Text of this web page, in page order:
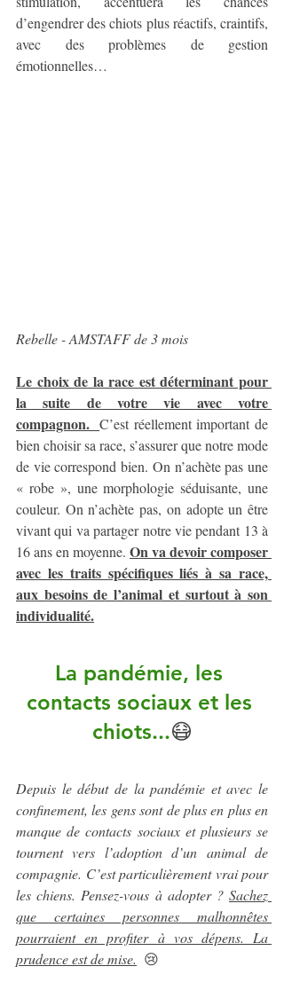
d’engendrer des chiots plus réactifs, craintifs,
avec des problèmes de gestion
émotionnelles…
Rebelle - AMSTAFF de 3 mois
Le choix de la race est déterminant pour
la suite de votre vie avec votre
compagnon. C’est réellement important de
bien choisir sa race, s’assurer que notre mode
de vie correspond bien. On n’achète pas une
« robe », une morphologie séduisante, une
couleur. On n’achète pas, on adopte un être
vivant qui va partager notre vie pendant 13 à
16 ans en moyenne. On va devoir composer
avec les traits spécifiques liés à sa race,
aux besoins de l’animal et surtout à son
individualité.
La pandémie, les
contacts sociaux et les
chiots...😷
Depuis le début de la pandémie et avec le
confinement, les gens sont de plus en plus en
manque de contacts sociaux et plusieurs se
tournent vers l’adoption d’un animal de
compagnie. C’est particulièrement vrai pour
les chiens. Pensez-vous à adopter ? Sachez
que certaines personnes malhonnêtes
pourraient en profiter à vos dépens. La
prudence est de mise.
  😢